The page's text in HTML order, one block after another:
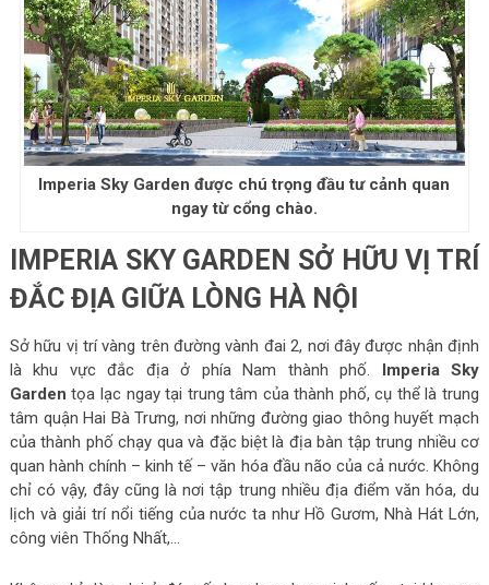
Imperia Sky Garden được chú trọng đầu tư cảnh quan
ngay từ cổng chào.
IMPERIA SKY GARDEN SỞ HỮU VỊ TRÍ
ĐẮC ĐỊA GIỮA LÒNG HÀ NỘI
Sở hữu vị trí vàng trên đường vành đai 2, nơi đây được nhận định
là khu vực đắc địa ở phía Nam thành phố. Imperia Sky
Garden tọa lạc ngay tại trung tâm của thành phố, cụ thể là trung
tâm quận Hai Bà Trưng, nơi những đường giao thông huyết mạch
của thành phố chạy qua và đặc biệt là địa bàn tập trung nhiều cơ
quan hành chính – kinh tế – văn hóa đầu não của cả nước. Không
chỉ có vậy, đây cũng là nơi tập trung nhiều địa điểm văn hóa, du
lịch và giải trí nổi tiếng của nước ta như Hồ Gươm, Nhà Hát Lớn,
công viên Thống Nhất,…